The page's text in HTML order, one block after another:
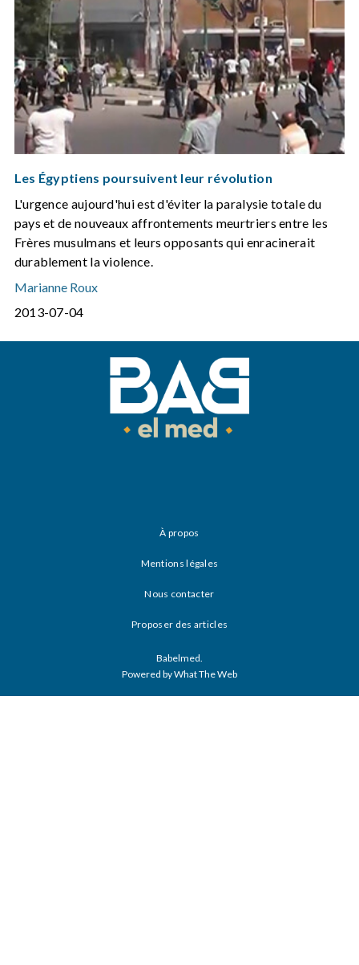
Les Égyptiens poursuivent leur révolution
L'urgence aujourd'hui est d'éviter la paralysie totale du
pays et de nouveaux affrontements meurtriers entre les
Frères musulmans et leurs opposants qui enracinerait
durablement la violence.
Marianne Roux
2013-07-04
À propos
Mentions légales
Nous contacter
Proposer des articles
Babelmed.
Powered by What The Web